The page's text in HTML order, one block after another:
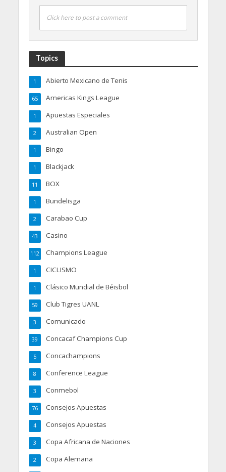
Click here to post a comment
Topics
Abierto Mexicano de Tenis
1
Americas Kings League
65
Apuestas Especiales
1
Australian Open
2
Bingo
1
Blackjack
1
BOX
11
Bundelisga
1
Carabao Cup
2
Casino
43
Champions League
112
CICLISMO
1
Clásico Mundial de Béisbol
1
Club Tigres UANL
59
Comunicado
3
Concacaf Champions Cup
39
Concachampions
5
Conference League
8
Conmebol
3
Consejos Apuestas
76
Consejos Apuestas
4
Copa Africana de Naciones
3
Copa Alemana
2